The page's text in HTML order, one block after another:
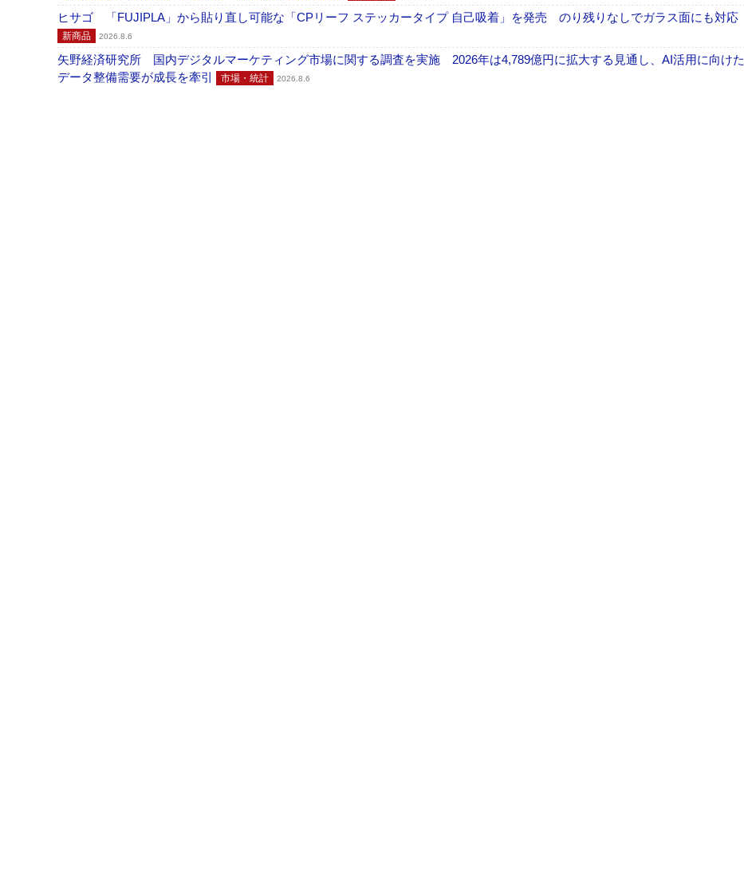
ヒサゴ 「FUJIPLA」から貼り直し可能な「CPリーフ ステッカータイプ 自己吸着」を発売 のり残りなしでガラス面にも対応
新商品 2026.8.6
矢野経済研究所 国内デジタルマーケティング市場に関する調査を実施 2026年は4,789億円に拡大する見通し、AI活用に向けた
データ整備需要が成長を牽引
市場・統計 2026.8.6